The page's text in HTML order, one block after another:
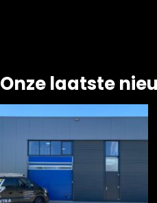
Onze laatste